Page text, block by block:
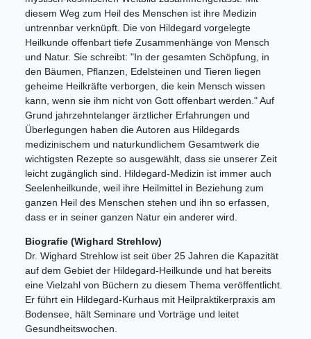
diesem Weg zum Heil des Menschen ist ihre Medizin
untrennbar verknüpft. Die von Hildegard vorgelegte
Heilkunde offenbart tiefe Zusammenhänge von Mensch
und Natur. Sie schreibt: "In der gesamten Schöpfung, in
den Bäumen, Pflanzen, Edelsteinen und Tieren liegen
geheime Heilkräfte verborgen, die kein Mensch wissen
kann, wenn sie ihm nicht von Gott offenbart werden." Auf
Grund jahrzehntelanger ärztlicher Erfahrungen und
Überlegungen haben die Autoren aus Hildegards
medizinischem und naturkundlichem Gesamtwerk die
wichtigsten Rezepte so ausgewählt, dass sie unserer Zeit
leicht zugänglich sind. Hildegard-Medizin ist immer auch
Seelenheilkunde, weil ihre Heilmittel in Beziehung zum
ganzen Heil des Menschen stehen und ihn so erfassen,
dass er in seiner ganzen Natur ein anderer wird.
Biografie (Wighard Strehlow)
Dr. Wighard Strehlow ist seit über 25 Jahren die Kapazität
auf dem Gebiet der Hildegard-Heilkunde und hat bereits
eine Vielzahl von Büchern zu diesem Thema veröffentlicht.
Er führt ein Hildegard-Kurhaus mit Heilpraktikerpraxis am
Bodensee, hält Seminare und Vorträge und leitet
Gesundheitswochen.